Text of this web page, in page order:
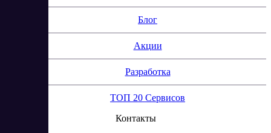
Блог
Акции
Разработка
ТОП 20 Сервисов
Контакты